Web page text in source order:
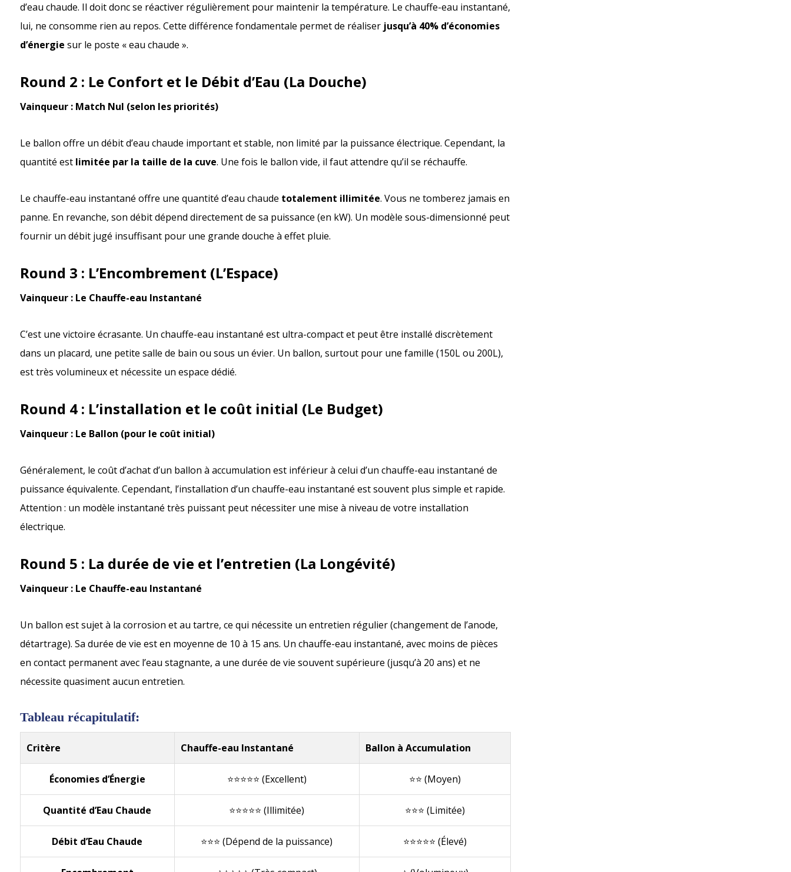
d’eau chaude. Il doit donc se réactiver régulièrement pour maintenir la température. Le chauffe-eau instantané,
lui, ne consomme rien au repos. Cette différence fondamentale permet de réaliser jusqu’à 40% d’économies
d’énergie sur le poste « eau chaude ».
Round 2 : Le Confort et le Débit d’Eau (La Douche)
Vainqueur : Match Nul (selon les priorités)
Le ballon offre un débit d’eau chaude important et stable, non limité par la puissance électrique. Cependant, la
quantité est limitée par la taille de la cuve. Une fois le ballon vide, il faut attendre qu’il se réchauffe.
Le chauffe-eau instantané offre une quantité d’eau chaude totalement illimitée. Vous ne tomberez jamais en
panne. En revanche, son débit dépend directement de sa puissance (en kW). Un modèle sous-dimensionné peut
fournir un débit jugé insuffisant pour une grande douche à effet pluie.
Round 3 : L’Encombrement (L’Espace)
Vainqueur : Le Chauffe-eau Instantané
C’est une victoire écrasante. Un chauffe-eau instantané est ultra-compact et peut être installé discrètement
dans un placard, une petite salle de bain ou sous un évier. Un ballon, surtout pour une famille (150L ou 200L),
est très volumineux et nécessite un espace dédié.
Round 4 : L’installation et le coût initial (Le Budget)
Vainqueur : Le Ballon (pour le coût initial)
Généralement, le coût d’achat d’un ballon à accumulation est inférieur à celui d’un chauffe-eau instantané de
puissance équivalente. Cependant, l’installation d’un chauffe-eau instantané est souvent plus simple et rapide.
Attention : un modèle instantané très puissant peut nécessiter une mise à niveau de votre installation
électrique.
Round 5 : La durée de vie et l’entretien (La Longévité)
Vainqueur : Le Chauffe-eau Instantané
Un ballon est sujet à la corrosion et au tartre, ce qui nécessite un entretien régulier (changement de l’anode,
détartrage). Sa durée de vie est en moyenne de 10 à 15 ans. Un chauffe-eau instantané, avec moins de pièces
en contact permanent avec l’eau stagnante, a une durée de vie souvent supérieure (jusqu’à 20 ans) et ne
nécessite quasiment aucun entretien.
Tableau récapitulatif:
Critère Chauffe-eau Instantané Ballon à Accumulation
Économies d’Énergie ⭐⭐⭐⭐⭐ (Excellent) ⭐⭐ (Moyen)
Quantité d’Eau Chaude ⭐⭐⭐⭐⭐ (Illimitée) ⭐⭐⭐ (Limitée)
Débit d’Eau Chaude ⭐⭐⭐ (Dépend de la puissance) ⭐⭐⭐⭐⭐ (Élevé)